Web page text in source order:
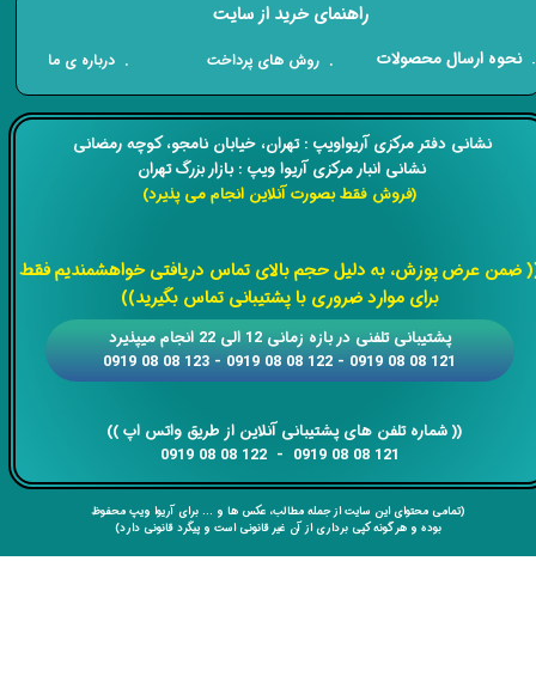
​​نشانی دفتر مرکزی آریواویپ : تهران، خیابان نامجو،کوچه رمضانی
نشانی انبار مرکزی آریوا ویپ : بازار بزرگ تهران
(فروش فقط بصورت آنلاین انجام می پذیرد)
ضمن عرض پوزش، به دلیل حجم بالای تماس دریافتی خواهشمندیم فقط
برای موارد ضروری با پشتیبانی تماس بگیرید))
​​​​​​​​​​​​​​(( ​​​​​​​شماره تلفن های پشتیبانی آنلاین از طریق واتس اپ ))
​​​​​​​121 08 08 0919 - 122 08 08 0919
​​پشتیبانی تلفنی در بازه زمانی 12 الی 22 انجام میپذیرد
121 08 08 0919 - 122 08 08 0919 - 123 08 08 0919
(تمامی محتوای این سایت از جمله مطالب، عکس ها و ... برای آریوا ویپ محفوظ
بوده و هر گونه کپی برداری از آن غیر قانونی است و پیگرد قانونی دارد)
راهنمای خرید از سایت
​. نحوه ارسال محصولات . روش های پرداخت . درباره ی ما